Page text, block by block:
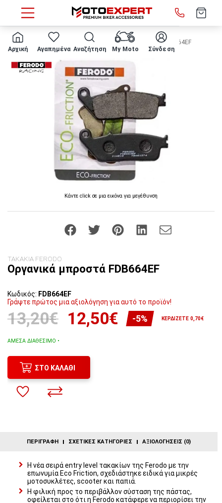
Αρχική Αγαπημένα Αναζήτηση My Moto Σύνδεση
ΤΑΚΑΚΙΑ FERODO - Οργανικά μπροστά FDB664EF
Κάντε click σε μια εικόνα για μεγέθυνση
ΤΑΚΑΚΙΑ FERODO
Οργανικά μπροστά FDB664EF
Κωδικός: FDB664EF
Γράψτε πρώτος μια αξιολόγηση για αυτό το προϊόν!
13,20€ 12,50€ -5% ΚΕΡΔΊΖΕΤΕ 0,70€
ΆΜΕΣΑ ΔΙΑΘΈΣΙΜΟ •
ΣΤΟ ΚΑΛΆΘΙ
ΠΕΡΙΓΡΑΦΉ ΣΧΕΤΙΚΈΣ ΚΑΤΗΓΟΡΊΕΣ ΑΞΙΟΛΟΓΉΣΕΙΣ (0)
Η νέα σειρά entry level τακακίων της Ferodo με την
επωνυμία Eco Friction, σχεδιάστηκε ειδικά για μικρές
μοτοσυκλέτες, scooter και παπιά.
Η φιλική προς το περιβάλλον σύσταση της πάστας,
οφείλεται στο ότι η Ferodo κατάφερε να περιορίσει την